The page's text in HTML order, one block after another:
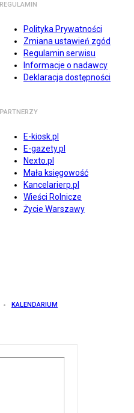
REGULAMIN
Polityka Prywatności
Zmiana ustawień zgód
Regulamin serwisu
Informacje o nadawcy
Deklaracja dostępności
PARTNERZY
E-kiosk.pl
E-gazety.pl
Nexto.pl
Mała księgowość
Kancelarierp.pl
Wieści Rolnicze
Życie Warszawy
KALENDARIUM